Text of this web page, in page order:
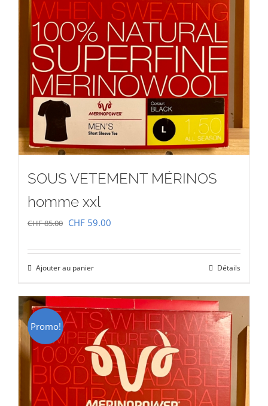
SOUS VETEMENT MÉRINOS
homme xxl
CHF85.00 Le
était :
CHF 85.00.
CHF 59.00
CHF 59.00.
Ajouter au panier Détails
Promo!